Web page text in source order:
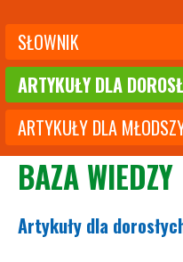
SŁOWNIK
ARTYKUŁY DLA
ARTYKUŁY DLA
BAZA WIEDZY
Artykuły dla